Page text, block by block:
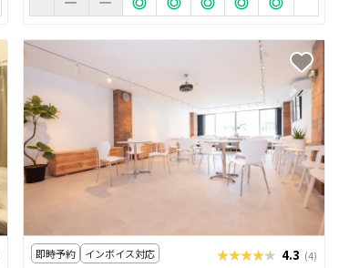
即時予約 インボイス対応 ★★★★★
★★★★★ 4.3 (4)